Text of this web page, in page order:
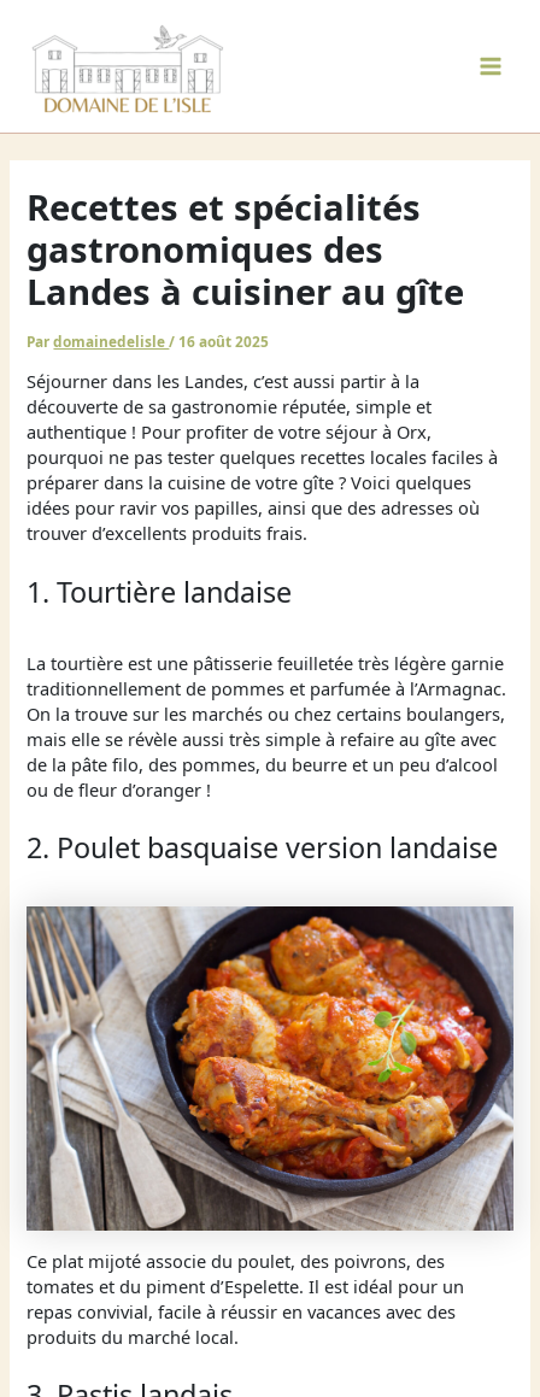
contenu
Main
Recettes et spécialités
gastronomiques des
Landes à cuisiner au gîte
Pardomainedelisle/ 16 août 2025
Séjourner dans les Landes, c’est aussi partir à la
découverte de sa gastronomie réputée, simple et
authentique ! Pour profiter de votre séjour à Orx,
pourquoi ne pas tester quelques recettes locales faciles à
préparer dans la cuisine de votre gîte ? Voici quelques
idées pour ravir vos papilles, ainsi que des adresses où
trouver d’excellents produits frais.
1. Tourtière landaise
La tourtière est une pâtisserie feuilletée très légère garnie
traditionnellement de pommes et parfumée à l’Armagnac.
On la trouve sur les marchés ou chez certains boulangers,
mais elle se révèle aussi très simple à refaire au gîte avec
de la pâte filo, des pommes, du beurre et un peu d’alcool
ou de fleur d’oranger !
2. Poulet basquaise version landaise
Ce plat mijoté associe du poulet, des poivrons, des
tomates et du piment d’Espelette. Il est idéal pour un
repas convivial, facile à réussir en vacances avec des
produits du marché local.